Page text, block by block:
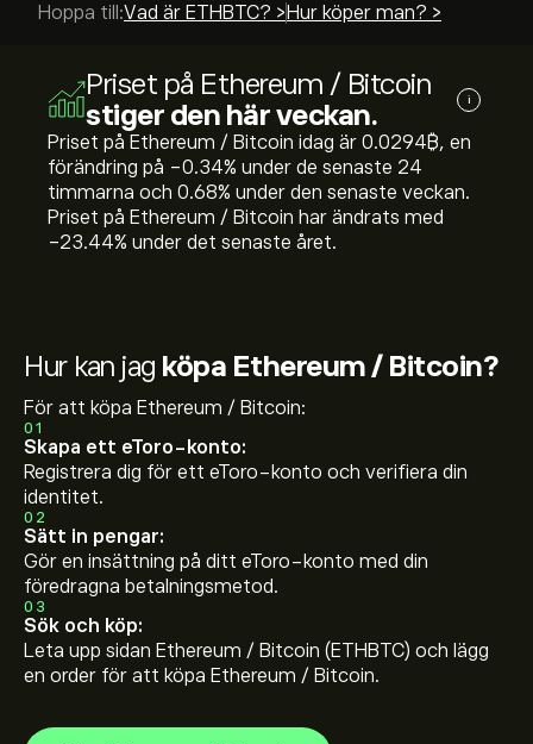
Hoppa till:Vad är ETHBTC? > Hur köper man? >
Priset på Ethereum / Bitcoin
stiger den här veckan.
i
Priset på Ethereum / Bitcoin idag är 0.0294‎₿‎, en
förändring på ‎-0.34‎% under de senaste 24
timmarna och ‎0.68‎% under den senaste veckan.
Priset på Ethereum / Bitcoin har ändrats med
‎-23.44‎% under det senaste året.
Hur kan jag köpa Ethereum / Bitcoin?
För att köpa Ethereum / Bitcoin:
01
Skapa ett eToro-konto:
Registrera dig för ett eToro-konto och verifiera din
identitet.
02
Sätt in pengar:
Gör en insättning på ditt eToro-konto med din
föredragna betalningsmetod.
03
Sök och köp:
Leta upp sidan Ethereum / Bitcoin (ETHBTC) och lägg
en order för att köpa Ethereum / Bitcoin.